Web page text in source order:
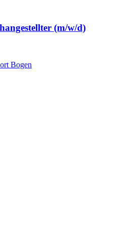
(m/w/d)
Bogen